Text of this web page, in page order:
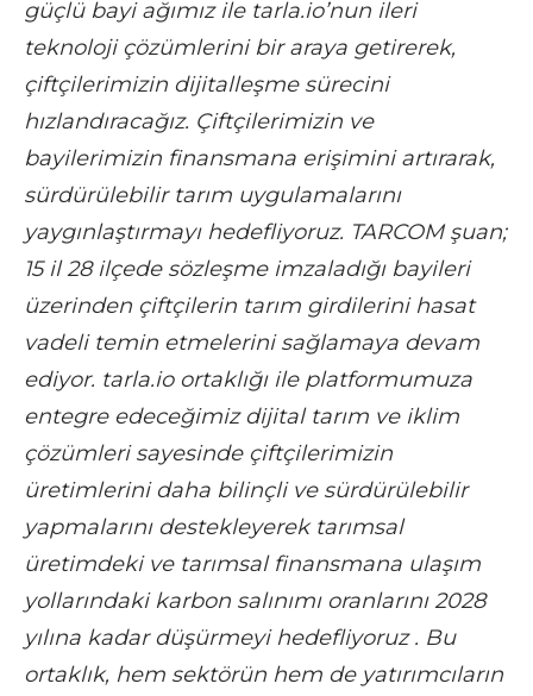
güçlü bayi ağımız ile tarla.io’nun ileri
teknoloji çözümlerini bir araya getirerek,
çiftçilerimizin dijitalleşme sürecini
hızlandıracağız. Çiftçilerimizin ve
bayilerimizin finansmana erişimini artırarak,
sürdürülebilir tarım uygulamalarını
yaygınlaştırmayı hedefliyoruz. TARCOM şuan;
15 il 28 ilçede sözleşme imzaladığı bayileri
üzerinden çiftçilerin tarım girdilerini hasat
vadeli temin etmelerini sağlamaya devam
ediyor. tarla.io ortaklığı ile platformumuza
entegre edeceğimiz dijital tarım ve iklim
çözümleri sayesinde çiftçilerimizin
üretimlerini daha bilinçli ve sürdürülebilir
yapmalarını destekleyerek tarımsal
üretimdeki ve tarımsal finansmana ulaşım
yollarındaki karbon salınımı oranlarını 2028
yılına kadar düşürmeyi hedefliyoruz . Bu
ortaklık, hem sektörün hem de yatırımcıların